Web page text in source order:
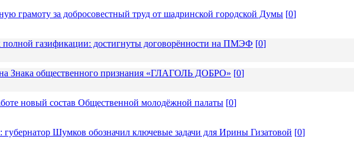
грамоту за добросовестный труд от шадринской городской Думы [0]
полной газификации: достигнуты договорённости на ПМЭФ [0]
Знака общественного признания «ГЛАГОЛЬ ДОБРО» [0]
новый состав Общественной молодёжной палаты [0]
губернатор Шумков обозначил ключевые задачи для Ирины Гизатовой [0]